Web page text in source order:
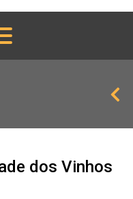
dos Vinhos